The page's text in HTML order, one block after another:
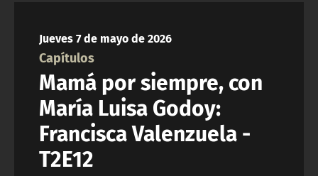
Jueves 7 de mayo de 2026
Capítulos
Mamá por siempre, con
María Luisa Godoy:
Francisca Valenzuela -
T2E12